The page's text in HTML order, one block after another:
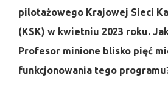
pilotażowego Krajowej Sieci
(KSK) w kwietniu 2023 roku.
Profesor minione blisko pięć
funkcjonowania tego